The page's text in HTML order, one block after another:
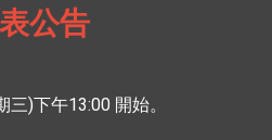
公告
)下午13:00 開始。